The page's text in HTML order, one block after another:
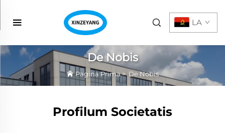
LA
De Nobis
Pagina Prima> De Nobis
Profilum Societatis